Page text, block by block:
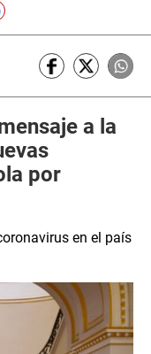
a la
por
en el país